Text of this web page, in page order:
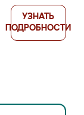
УЗНАТЬ
ПОДРОБНОСТИ